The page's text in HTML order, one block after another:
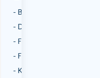
Borrelen
Dansen
Fietsen
Film
Kunst & Cultuur